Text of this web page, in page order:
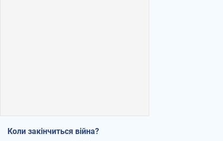
Коли закінчиться війна?